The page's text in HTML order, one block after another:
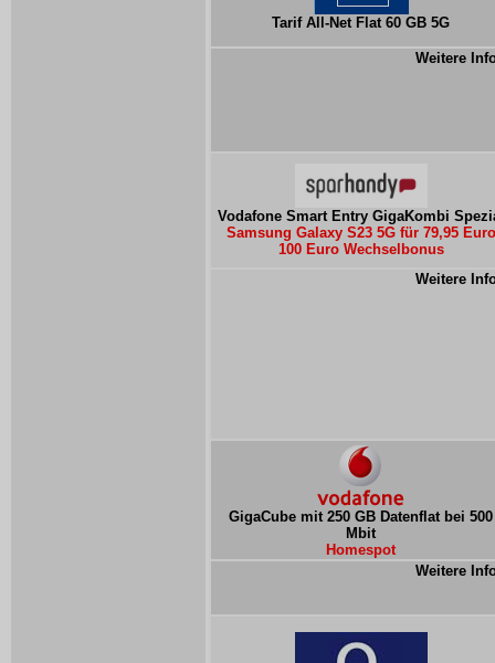
Tarif All-Net Flat 60 GB 5G
Weitere
Vodafone Smart Entry GigaKombi
Samsung Galaxy S23 5G für 79,95 Euro
100 Euro Wechselbonus
Weitere
GigaCube mit 250 GB Datenflat bei 500
Mbit
Homespot
Weitere